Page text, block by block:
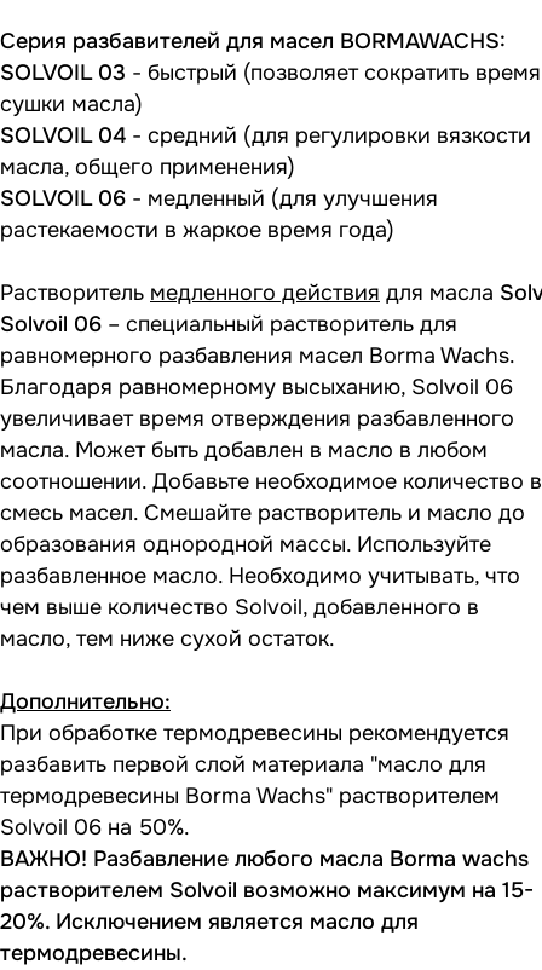
Серия разбавителей для масел BORMAWACHS:
SOLVOIL 03 - быстрый (позволяет сократить время
сушки масла)
SOLVOIL 04 - средний (для регулировки вязкости
масла, общего применения)
SOLVOIL 06 - медленный (для улучшения
растекаемости в жаркое время года)
Растворитель медленного действия для масла
Solvoil 06 – специальный растворитель для
равномерного разбавления масел Borma Wachs.
Благодаря равномерному высыханию, Solvoil 06
увеличивает время отверждения разбавленного
масла. Может быть добавлен в масло в любом
соотношении. Добавьте необходимое количество в
смесь масел. Смешайте растворитель и масло до
образования однородной массы. Используйте
разбавленное масло. Необходимо учитывать, что
чем выше количество Solvoil, добавленного в
масло, тем ниже сухой остаток.
Дополнительно:
При обработке термодревесины рекомендуется
разбавить первой слой материала "масло для
термодревесины Borma Wachs" растворителем
Solvoil 06 на 50%.
ВАЖНО! Разбавление любого масла Borma wachs
растворителем Solvoil возможно максимум на 15-
20%. Исключением является масло для
термодревесины.